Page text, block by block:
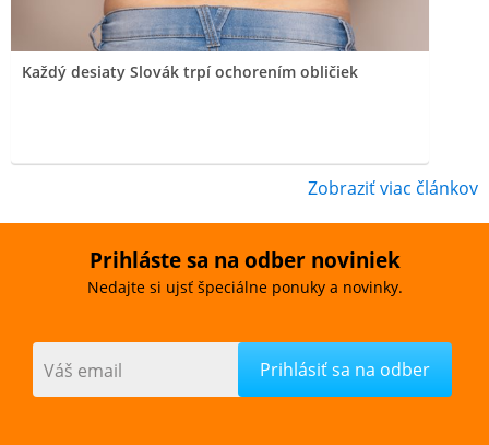
Každý desiaty Slovák trpí ochorením obličiek
Zobraziť viac článkov
Prihláste sa na odber noviniek
Nedajte si ujsť špeciálne ponuky a novinky.
Váš email